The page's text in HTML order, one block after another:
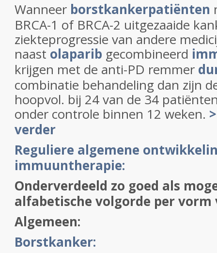
Wanneer borstkankerpatiënten
BRCA-1 of BRCA-2 uitgezaaide
ziekteprogressie van andere
naast olaparib gecombineerd
krijgen met de anti-PD remmer
combinatie behandeling dan zijn
hoopvol. bij 24 van de 34
onder controle binnen 12 weken.
verder
Reguliere algemene
immuuntherapie:
Onderverdeeld zo goed als
alfabetische volgorde per vorm
Algemeen:
Borstkanker: